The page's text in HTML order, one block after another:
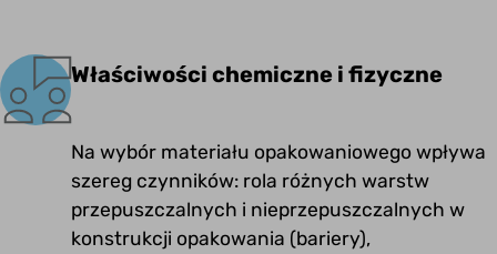
Właściwości chemiczne i fizyczne
Na wybór materiału opakowaniowego wpływa
szereg czynników: rola różnych warstw
przepuszczalnych i nieprzepuszczalnych w
konstrukcji opakowania (bariery),